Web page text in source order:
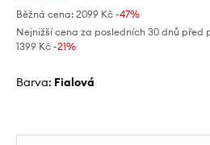
Běžná cena: 2099 Kč -47%
Nejnižší cena za posledních 30 dnů před
1399 Kč -21%
Barva: fialová